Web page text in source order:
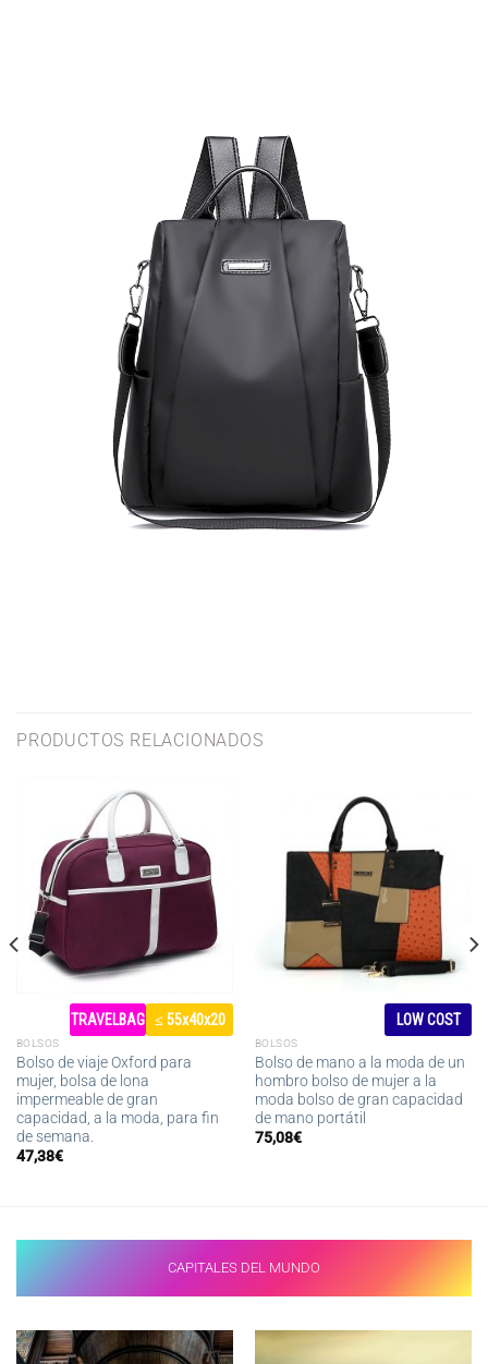
PRODUCTOS RELACIONADOS
TRAVELBAG ≤ 55x40x20
BOLSOS
Bolso de viaje Oxford para
mujer, bolsa de lona
impermeable de gran
capacidad, a la moda, para fin
de semana.
47,38€
LOW COST
BOLSOS
Bolso de mano a la moda de un
hombro bolso de mujer a la
moda bolso de gran capacidad
de mano portátil
75,08€
CAPITALES DEL MUNDO